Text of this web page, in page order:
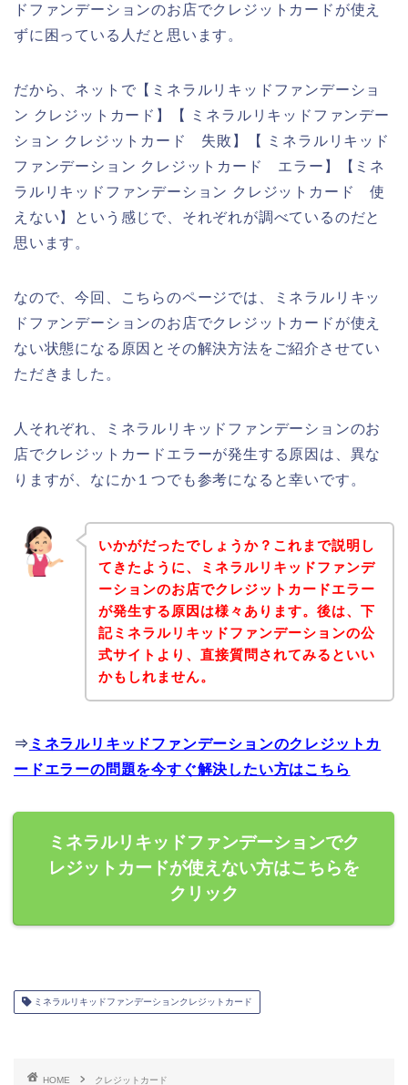
ドファンデーションのお店でクレジットカードが使え
ずに困っている人だと思います。
だから、ネットで【ミネラルリキッドファンデーショ
ン クレジットカード】【 ミネラルリキッドファンデー
ション クレジットカード 失敗】【 ミネラルリキッド
ファンデーション クレジットカード エラー】【ミネ
ラルリキッドファンデーション クレジットカード 使
えない】という感じで、それぞれが調べているのだと
思います。
なので、今回、こちらのページでは、ミネラルリキッ
ドファンデーションのお店でクレジットカードが使え
ない状態になる原因とその解決方法をご紹介させてい
ただきました。
人それぞれ、ミネラルリキッドファンデーションのお
店でクレジットカードエラーが発生する原因は、異な
りますが、なにか１つでも参考になると幸いです。
いかがだったでしょうか？これまで説明し
てきたように、ミネラルリキッドファンデ
ーションのお店でクレジットカードエラー
が発生する原因は様々あります。後は、下
記ミネラルリキッドファンデーションの公
式サイトより、直接質問されてみるといい
かもしれません。
⇒ ミネラルリキッドファンデーションのクレジットカ
ードエラーの問題を今すぐ解決したい方はこちら
ミネラルリキッドファンデーションでク
レジットカードが使えない方はこちらを
クリック
ミネラルリキッドファンデーションクレジットカード
HOME クレジットカード